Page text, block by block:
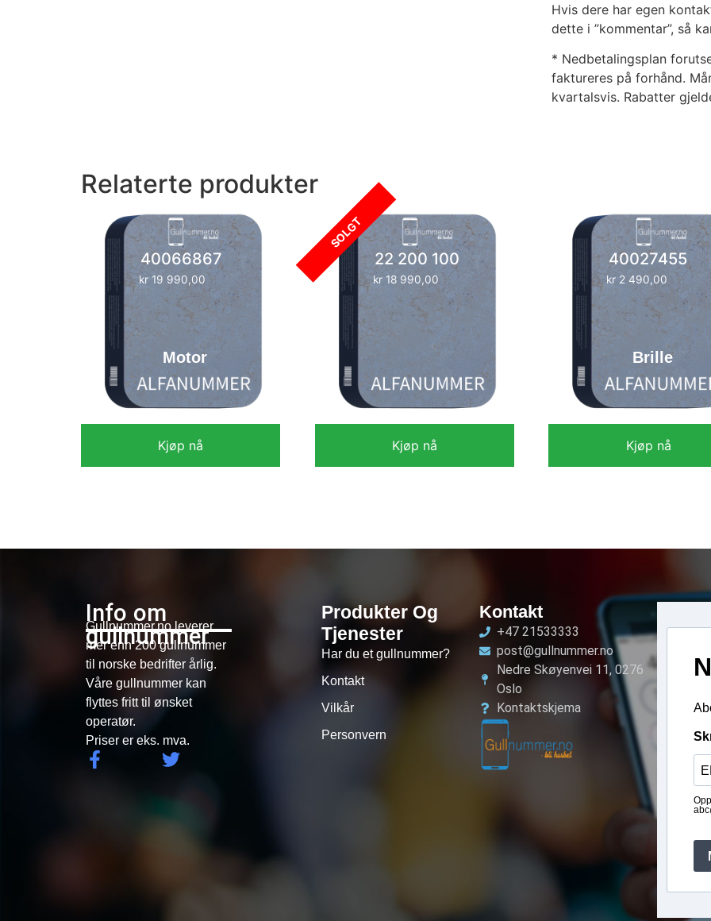
Hvis dere har egen
dette i ”kommentar”, så
* Nedbetalingsplan
faktureres på forhånd.
kvartalsvis. Rabatter
Relaterte produkter
40066867
kr19 990,00
Motor
Kjøp nå
SOLGT
22 200 100
kr18 990,00
Kjøp nå
40027455
kr 2 490,00
Brille
Kjøp nå
Info om
gullnummer
Gullnummer.no leverer
mer enn 200 gullnummer
til norske bedrifter årlig.
Våre gullnummer kan
flyttes fritt til ønsket
operatør.
Priser er eks. mva.
Produkter Og
Tjenester
Har du et gullnummer?
Kontakt
Vilkår
Personvern
Kontakt
+47 21533333
post@gullnummer.no
Nedre Skøyenvei 11, 0276
Oslo
Kontaktskjema